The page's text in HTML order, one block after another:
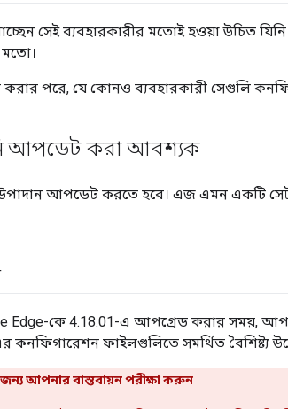
সেই ব্যবহারকারীর মতোই হওয়া উচিত
মতো।
পরে, যে কোনও ব্যবহারকারী সেগুলি
আপডেট করা আবশ্যক
আপডেট করতে হবে। এজ এমন একটি
Edge-কে 4.18.01-এ আপগ্রেড করার সময়,
কনফিগারেশন ফাইলগুলিতে সমর্থিত বৈশিষ্ট্য
জন্য আপনার বাস্তবায়ন পরীক্ষা করুন